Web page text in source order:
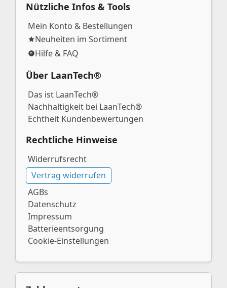
Nützliche Infos & Tools
Mein Konto & Bestellungen
Neuheiten im Sortiment
Hilfe & FAQ
Über LaanTech®
Das ist LaanTech®
Nachhaltigkeit bei LaanTech®
Echtheit Kundenbewertungen
Rechtliche Hinweise
Widerrufsrecht
Vertrag widerrufen
AGBs
Datenschutz
Impressum
Batterieentsorgung
Cookie-Einstellungen